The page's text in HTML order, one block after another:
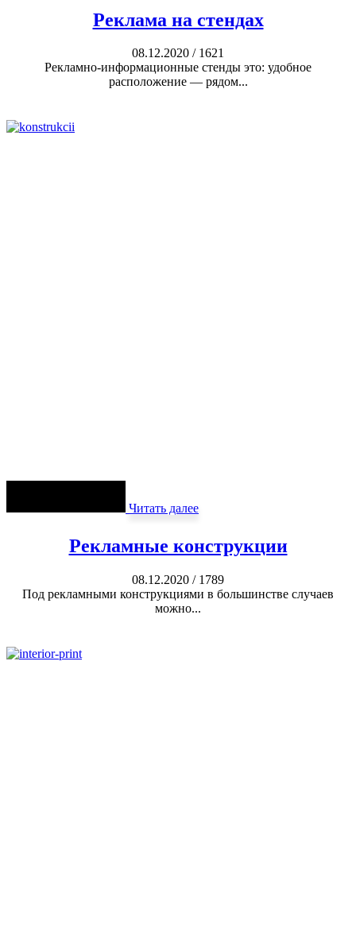
Реклама на стендах
08.12.2020 / 1621
Рекламно-информационные стенды это: удобное
расположение — рядом...
Читать далее
Рекламные конструкции
08.12.2020 / 1789
Под рекламными конструкциями в большинстве случаев
можно...